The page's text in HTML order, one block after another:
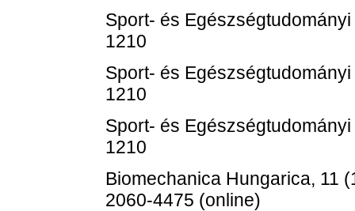
Sport- és
1210
Sport- és
1210
Sport- és
1210
Biomechanica Hungarica, 11
2060-4475 (online)